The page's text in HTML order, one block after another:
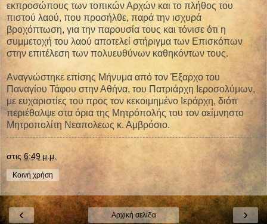
εκπροσώπους των τοπικών Αρχών και το πλήθος του
πιστού λαού, που προσήλθε, παρά την ισχυρά
βροχόπτωση, για την παρουσία τους και τόνισε ότι η
συμμετοχή του λαού αποτελεί στήριγμα των Επισκόπων
στην επιτέλεση των πολυευθύνων καθηκόντων τους.
Αναγνώστηκε επίσης Μήνυμα από τον Έξαρχο του
Παναγίου Τάφου στην Αθήνα, του Πατριάρχη Ιεροσολύμων,
με ευχαριστίες του προς τον κεκοιμημένο Ιεράρχη, διότι
περιέθαλψε στα όρια της Μητρόπολής του τον αείμνηστο
Μητροπολίτη Νεαπολεως κ. Αμβρόσιο.
στις6:49 μ.μ.
Κοινή χρήση
‹ ›
Αρχική σελίδα